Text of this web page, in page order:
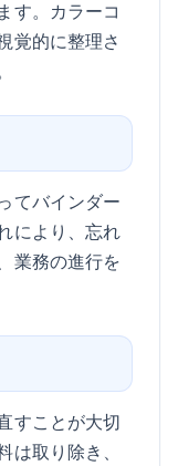
す。カラーコ
覚的に整理さ
てバインダー
により、忘れ
業務の進行を
すことが大切
取り除き、